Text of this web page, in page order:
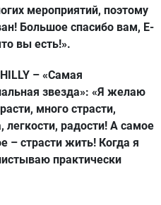
мероприятий, поэтому
Большое спасибо вам, E-
вы есть!».
– «Самая
звезда»: «Я желаю
много страсти,
легкости, радости! А самое
– страсти жить! Когда я
практически